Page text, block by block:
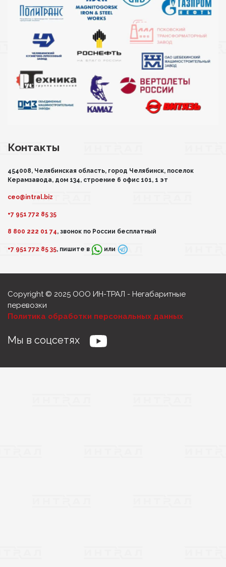
Контакты
454008, Челябинская область, город Челябинск, поселок
Керамзавода, дом 134, строение 6 офис 101, 1 эт
ceo@intral.biz
+7 951 772 85 35
8 800 222 01 74, звонок по России бесплатный
+7 951 772 85 35, пишите в или
Copyright © 2025 ООО ИН-ТРАЛ - Негабаритные
перевозки
Политика обработки персональных данных
Мы в соцсетях